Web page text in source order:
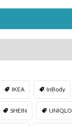
IKEA InBody
SHEIN UNIQLO